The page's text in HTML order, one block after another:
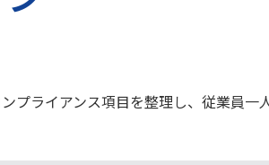
プライアンス項目を整理し、従業員